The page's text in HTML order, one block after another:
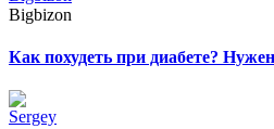
Bigbizon
Как похудеть при диабете?